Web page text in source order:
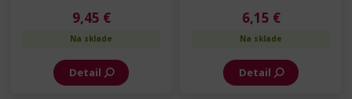
cm
9,45 €
Na sklade
Detail
6,15 €
Na sklade
Detail